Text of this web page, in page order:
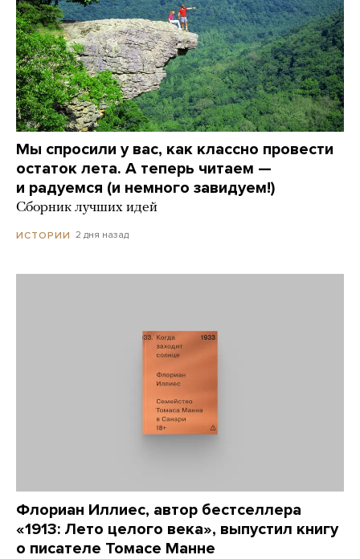
Мы спросили у вас, как классно провести
остаток лета. А теперь читаем —
и радуемся (и немного завидуем!)
Сборник лучших идей
ИСТОРИИ 2 дня назад
Флориан Иллиес, автор бестселлера
«1913: Лето целого века», выпустил книгу
о писателе Томасе Манне